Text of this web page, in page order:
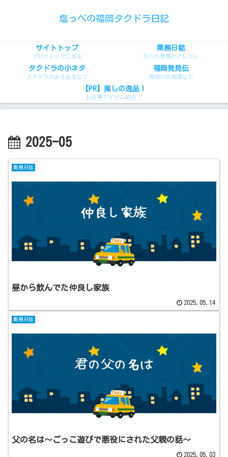
塩っぺの福岡タクドラ日記
サイトトップ
ブログトップに戻る
乗務日誌
日々の乗務のアレコレ
タクドラの小ネタ
タクドラのあるあるなど
福岡発見伝
地域の豆知識など
【PR】推しの逸品！
お仕事アイテム紹介！
2025-05
乗務日誌
昼から飲んでた仲良し家族
2025.05.14
乗務日誌
父の名は～ごっこ遊びで悪役にされた父親の話～
2025.05.03